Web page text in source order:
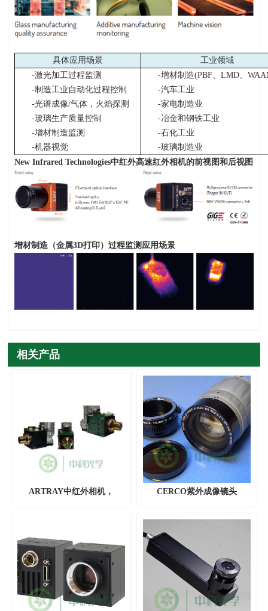
具体应用场景
工业领域
-激光加工过程监测
-制造工业自动化过程控制
-光谱成像/气体，火焰探测
-玻璃生产质量控制
-增材制造监测
-机器视觉
-增材制造(PBF、LMD、
-汽车工业
-家电制造业
-冶金和钢铁工业
-石化工业
-玻璃制造业
New Infrared Technologies中红外高速红外相机的前视图和后视图
增材制造（金属3D打印）过程监测应用场景
相关产品
ARTRAY中红外相机，
CERCO紫外成像镜头